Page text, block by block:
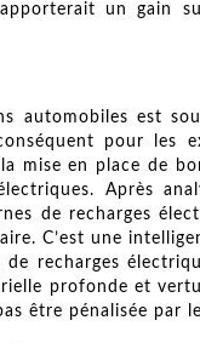
un gain
automobiles est
pour
mise en place de
Après
de recharges
C’est une
de recharges
profonde et
être pénalisée par